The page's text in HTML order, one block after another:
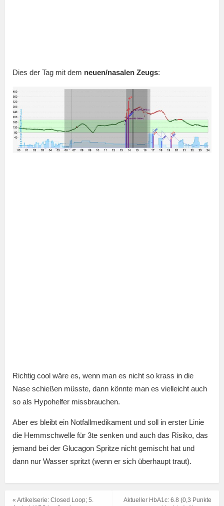
Dies der Tag mit dem neuen/nasalen Zeugs:
Richtig cool wäre es, wenn man es nicht so krass in die
Nase schießen müsste, dann könnte man es vielleicht auch
so als Hypohelfer missbrauchen.
Aber es bleibt ein Notfallmedikament und soll in erster Linie
die Hemmschwelle für 3te senken und auch das Risiko, das
jemand bei der Glucagon Spritze nicht gemischt hat und
dann nur Wasser spritzt (wenn er sich überhaupt traut).
Aktueller HbA1c: 6.8 (0,3 Punkte
« Artikelserie: Closed Loop; 5.